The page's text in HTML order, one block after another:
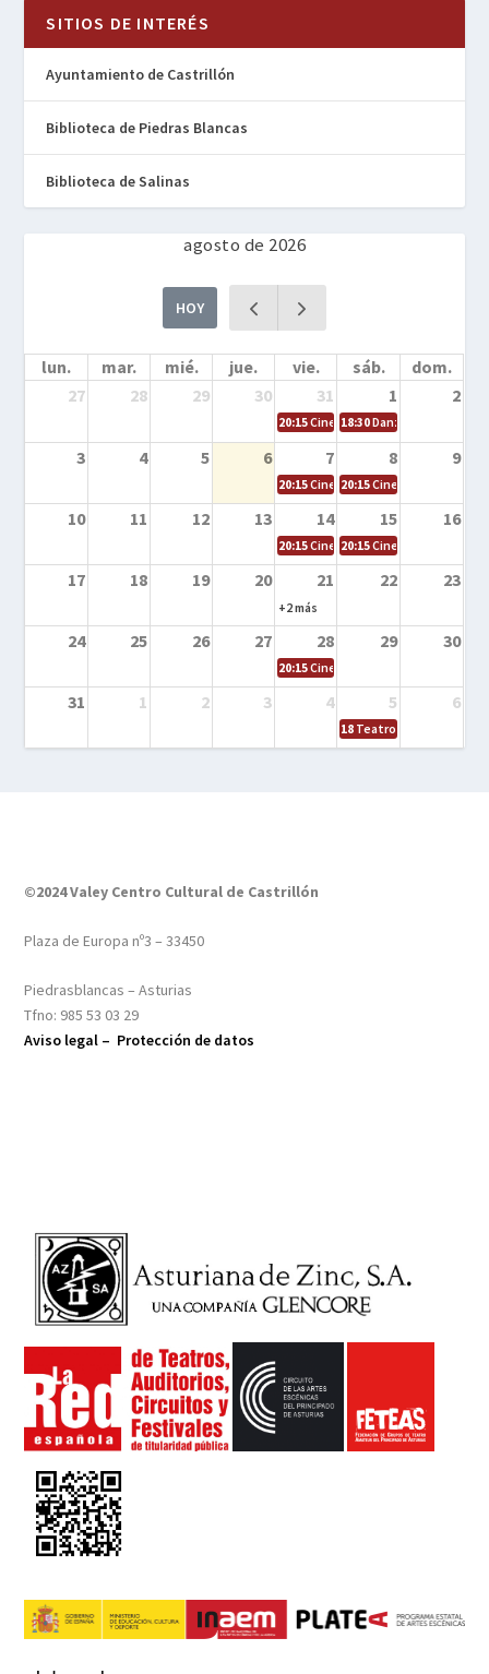
SITIOS DE INTERÉS
Ayuntamiento de Castrillón
Biblioteca de Piedras Blancas
Biblioteca de Salinas
agosto de 2026
HOY
lun. mar. mié. jue. vie. sáb.
dom.
27
28 29 30 31 1 2
20:15Cine en la calle – Cómo
18:30Danza – Cita en el
3 4 5 6 7 8 9
20:15Cine en la calle – El niño y la
20:15Cine en la calle –
10 11 12 13 14 15 16
20:15Cine en la calle – Tortugas
20:15Cine en la calle –
17 18 19 20 21 22 23
+2 más
24 25 26 27 28 29 30
20:15Cine en el calle – Tintín y el
31 1 2 3 4 5 6
18 Teatro – Tres
©2024 Valey Centro Cultural de Castrillón
Plaza de Europa nº3 – 33450
Piedrasblancas – Asturias
Tfno: 985 53 03 29
Aviso legal – Protección de datos